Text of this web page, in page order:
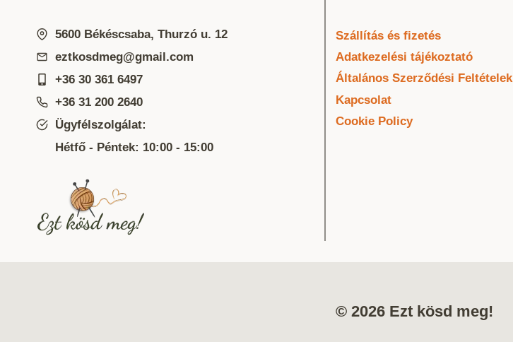
5600 Békéscsaba, Thurzó u. 12
eztkosdmeg@gmail.com
+36 30 361 6497
+36 31 200 2640
Ügyfélszolgálat:
Hétfő - Péntek: 10:00 - 15:00
Szállítás és fizetés
Adatkezelési tájékoztató
Általános Szerződési Feltételek
Kapcsolat
Cookie Policy
© 2026 Ezt kösd meg!